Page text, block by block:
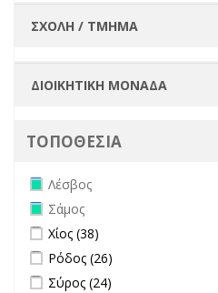
ΤΟΠΟΘΕΣΙΑ
Remove Λέσβος filter
Λέσβος
Remove Σάμος filter
Σάμος
Apply Χίος filter
Χίος (38)
Apply Ρόδος filter
Ρόδος (26)
Apply Σύρος filter
Σύρος (24)